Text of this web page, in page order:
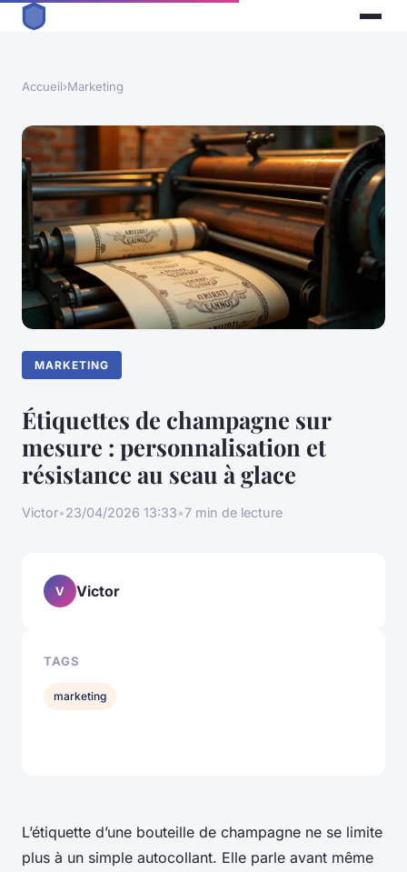
Accueil›Marketing
MARKETING
Étiquettes de champagne sur
mesure : personnalisation et
résistance au seau à glace
Victor•23/04/2026 13:33•7 min de lecture
L’étiquette d’une bouteille de champagne ne se limite
plus à un simple autocollant. Elle parle avant même
V Victor
TAGS
marketing